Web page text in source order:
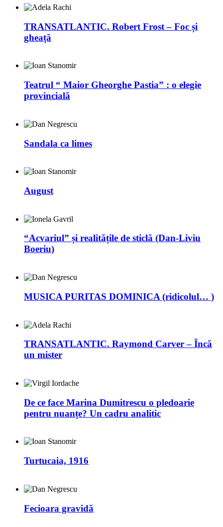
TRANSATLANTIC. Robert Frost – Foc și
gheață
Teatrul “ Maior Gheorghe Pastia” : o elegie
provincială
Sandala ca limes
August
“Acvariul” și realitățile de sticlă (Dan-Liviu
Boeriu)
MUSICA PURITAS DOMINICA (ridicolul… )
TRANSATLANTIC. Raymond Carver – Încă
un mister
De ce face Marina Dumitrescu o pledoarie
pentru nuanțe? Un cadru analitic
Turtucaia, 1916
Fecioara gravidă